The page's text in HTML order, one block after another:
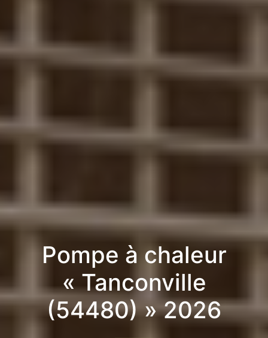
Pompe à chaleur
« Tanconville
(54480) » 2026